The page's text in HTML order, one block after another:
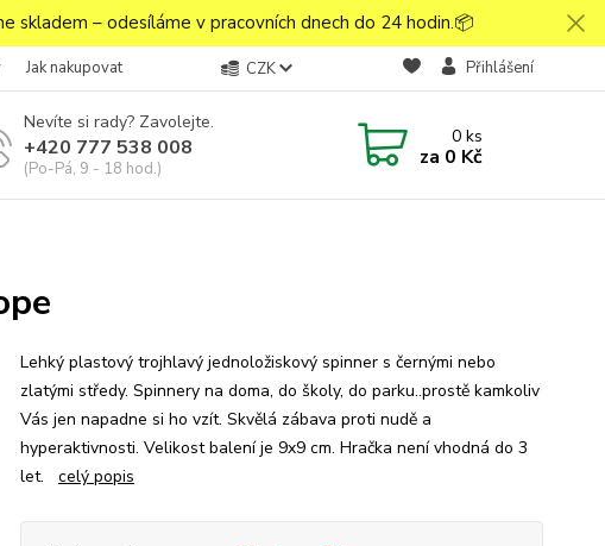
skladem – odesíláme v pracovních dnech do 24 hodin.📦
Jak nakupovat CZK Přihlášení
Nevíte si rady? Zavolejte.
+420 777 538 008
(Po-Pá, 9 - 18 hod.)
0ks
za 0 Kč
Lehký plastový trojhlavý jednoložiskový spinner s černými nebo
zlatými středy. Spinnery na doma, do školy, do parku..prostě kamkoliv
Vás jen napadne si ho vzít. Skvělá zábava proti nudě a
hyperaktivnosti. Velikost balení je 9x9 cm. Hračka není vhodná do 3
let. celý popis